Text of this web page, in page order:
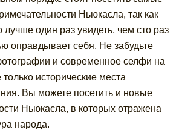
Ньюкасла, так как
лучше один раз увидеть, чем сто раз
оправдывает себя. Не забудьте
и современное селфи на
исторические места
Вы можете посетить и новые
Ньюкасла, в которых отражена
народа.